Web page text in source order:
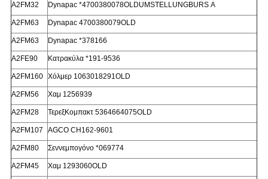
Α2FM32 Dynapac *4700380078OLDUMSTELLUNGBURS Α
Α2FM63 Dynapac 4700380079OLD
Α2FM63 Dynapac *378166
Α2FE90 Κατρακύλα *191-9536
Α2FM160 Χόλμερ 1063018291OLD
Α2FM56 Χαμ 1256939
Α2FM28 ΤερεξΚομπακτ 5364664075OLD
Α2FM107 AGCO CH162-9601
Α2FM80 Σεννεμπογόνο *069774
Α2FM45 Χαμ 1293060OLD